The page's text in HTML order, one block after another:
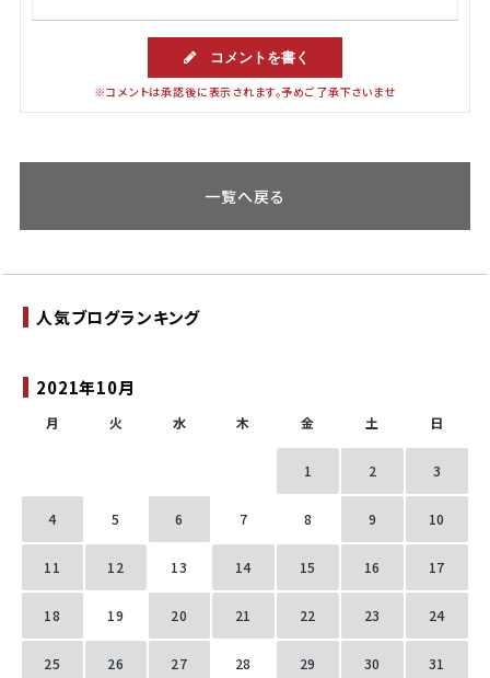
コメントを書く
※コメントは承認後に表示されます。予めご了承下さいませ
一覧へ戻る
2021年10月
月 火 水 木 金 土 日
1 2 3
4 5 6 7 8 9 10
11 12 13 14 15 16 17
18 19 20 21 22 23 24
25 26 27 28 29 30 31
人気ブログランキング